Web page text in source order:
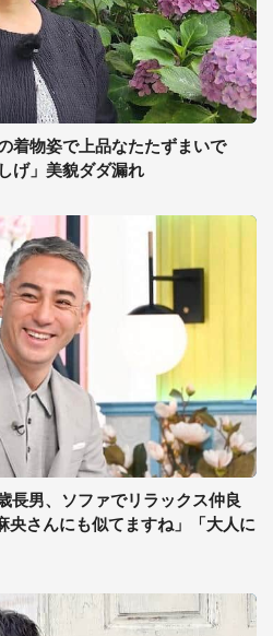
着物姿で上品なたたずまいで
げ」美貌ダダ漏れ
長男、ソファでリラックス仲良
央さんにも似てますね」「大人に